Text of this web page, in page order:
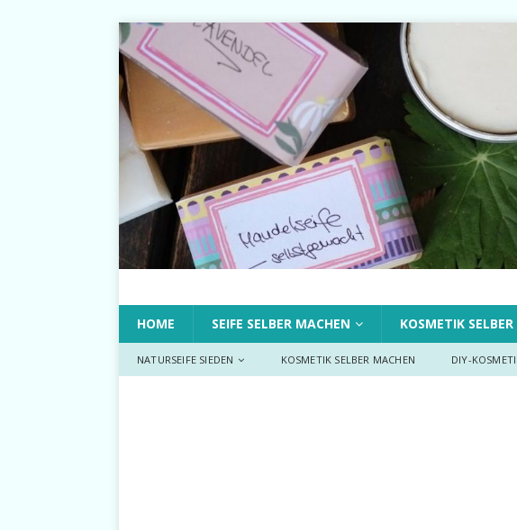
HOME SEIFE SELBER MACHEN KOSMETIK
NATURSEIFE SIEDEN KOSMETIK SELBER MACHEN DIY-